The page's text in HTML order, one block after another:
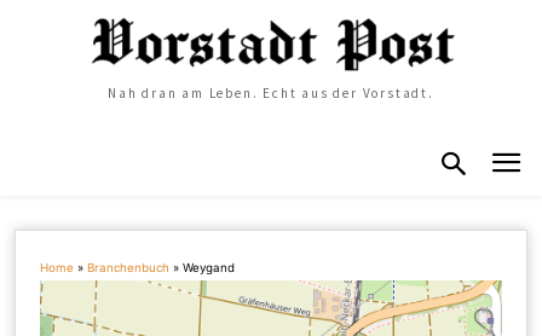
Nah dran am Leben. Echt aus der Vorstadt.
Home »Branchenbuch »Weygand